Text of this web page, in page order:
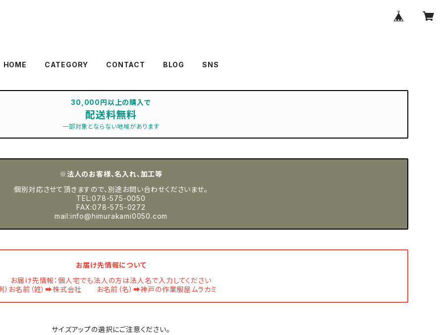
HOME CATEGORY CONTACT BLOG SNS
30,000円以上の購入で
配送料無料
一部対象とならない地域があります
※法人のお客様、名入れ、加工等
個別対応させて頂きますので、別途お問い合わせくださいませ。
TEL:078-575-0050
FAX:078-575-0272
mail:info@himurakami0050.com
お届け先情報について
お届け先情報：個人宅でも法人の方は法人名で入力してください
）お名前（姓）➡株式会社 お名前（名）➡神戸の作業服屋ムラカミ
サイズアップの選択にご注意ください。